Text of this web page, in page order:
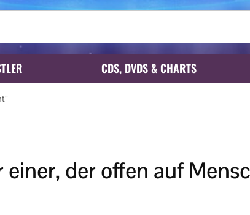
CDS, DVDS & CHARTS
einer, der offen auf